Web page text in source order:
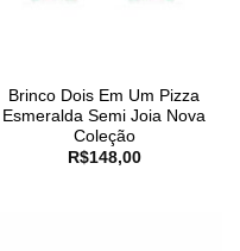
Brinco Dois Em Um Pizza
Esmeralda Semi Joia Nova
Coleção
R$148,00